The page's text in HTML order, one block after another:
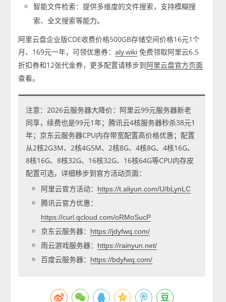
智能文件检索：提供多维度的文件搜索，支持模糊搜
索、全文搜索等能力。
阿里云盘企业版CDE收费价格500GB存储空间价格16元1个
月、169元一年，可领优惠券：aly.wiki 免费领取阿里云6.5
折扣券和12张代金券，更多配置请移步到阿里云盘官方页面
查看。
注意：2026云服务器大降价：阿里云99元服务器新老
同享，续费也是99元1年；腾讯云4核服务器秒杀38元1
年；京东云服务器CPU内存带宽配置高价格优惠；配置
从2核2G3M、2核4G5M、2核8G、4核8G、4核16G、
8核16G、8核32G、16核32G、16核64G等CPU内存皮
配置可选，详细移步到官方活动页面：
阿里云官方活动：
https://t.aliyun.com/U/bLynLC
腾讯云官方优惠：
https://curl.qcloud.com/oRMoSucP
京东云服务器： https://jdyfwq.com/
雨云游戏服务器： https://rainyun.net/
百度云服务器： https://bdyfwq.com/